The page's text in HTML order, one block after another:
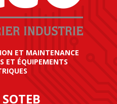
ET MAINTENANCE
ET ÉQUIPEMENTS